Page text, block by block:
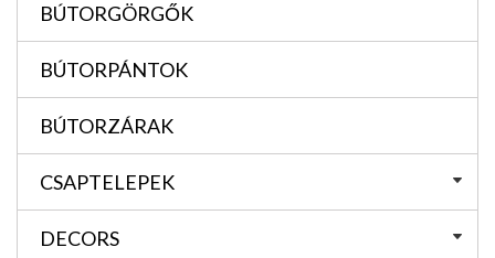
BÚTORGÖRGŐK
BÚTORPÁNTOK
BÚTORZÁRAK
CSAPTELEPEK
DECORS